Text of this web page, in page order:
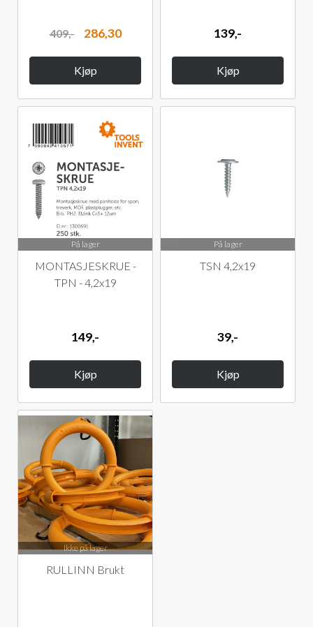
409,- 286,30
Kjøp
139,-
Kjøp
På lager
MONTASJESKRUE -
TPN - 4,2x19
149,-
Kjøp
På lager
TSN 4,2x19
39,-
Kjøp
Ikke på lager
RULLINN Brukt